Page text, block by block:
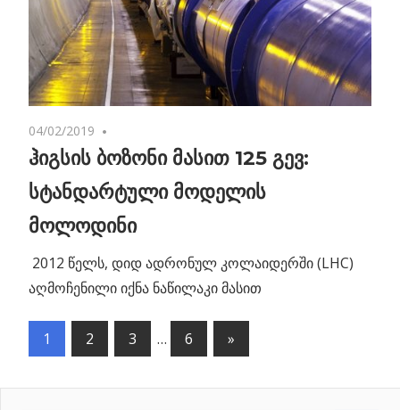
04/02/2019
ჰიგსის ბოზონი მასით 125 გევ:
სტანდარტული მოდელის
მოლოდინი
2012 წელს, დიდ ადრონულ კოლაიდერში (LHC)
აღმოჩენილი იქნა ნაწილაკი მასით
პოსტების
ნავიგაცია
1 2 3 … 6
Next
»